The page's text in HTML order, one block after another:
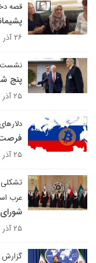
قصه دختر 17 ساله آلمانی موسوم
۲۶ آذر ۱۳۹۶
نشست
پنج
۲۵ آذر ۱۳۹۶
۲۵ آذر ۱۳۹۶
تشکلی
عرب
۲۵ آذر ۱۳۹۶
گزارش